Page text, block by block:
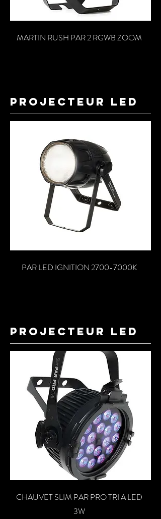
MARTIN RUSH PAR 2 RGWB ZOOM
projecteur led
PAR LED IGNITION 2700-7000K
projecteur led
CHAUVET SLIM PAR PRO TRI A LED
3W